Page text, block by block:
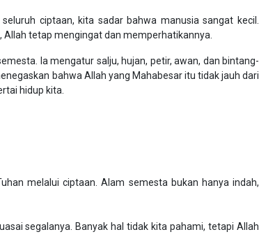
ciptaan, kita sadar bahwa manusia sangat kecil.
tetap mengingat dan memperhatikannya.
Ia mengatur salju, hujan, petir, awan, dan bintang-
bahwa Allah yang Mahabesar itu tidak jauh dari
hidup kita.
melalui ciptaan. Alam semesta bukan hanya indah,
segalanya. Banyak hal tidak kita pahami, tetapi Allah